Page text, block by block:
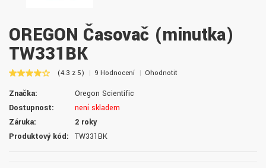
OREGON Časovač (minutka)
TW331BK
(4.3 z 5) 9 Hodnocení Ohodnotit
Značka:
Oregon Scientific
Dostupnost:
není skladem
Záruka:
2 roky
Produktový kód:
TW331BK